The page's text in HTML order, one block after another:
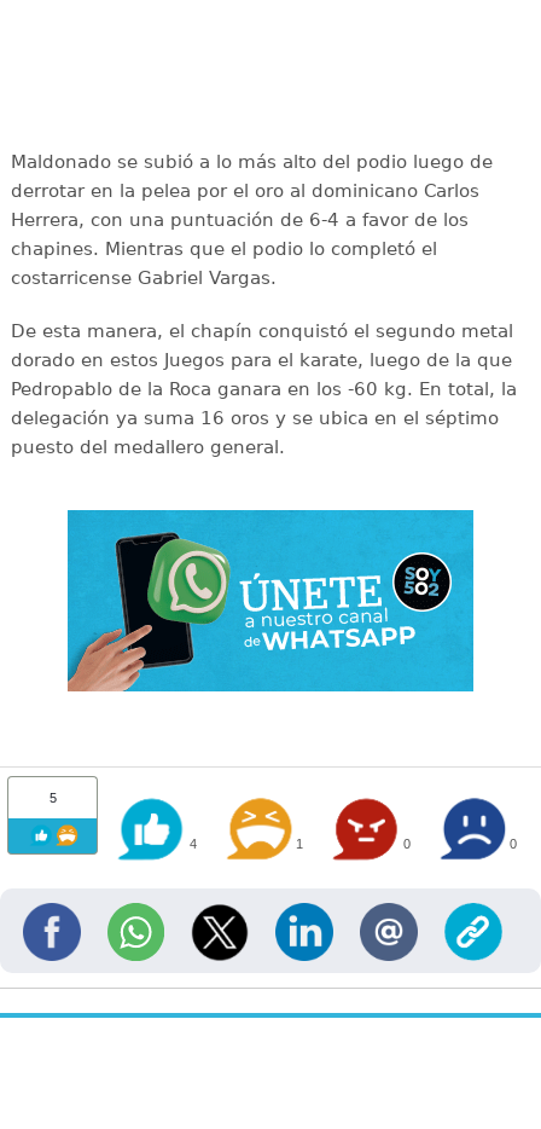
Maldonado se subió a lo más alto del podio luego de
derrotar en la pelea por el oro al dominicano Carlos
Herrera, con una puntuación de 6-4 a favor de los
chapines. Mientras que el podio lo completó el
costarricense Gabriel Vargas.
De esta manera, el chapín conquistó el segundo metal
dorado en estos Juegos para el karate, luego de la que
Pedropablo de la Roca ganara en los -60 kg. En total, la
delegación ya suma 16 oros y se ubica en el séptimo
puesto del medallero general.
5
4 1 0 0